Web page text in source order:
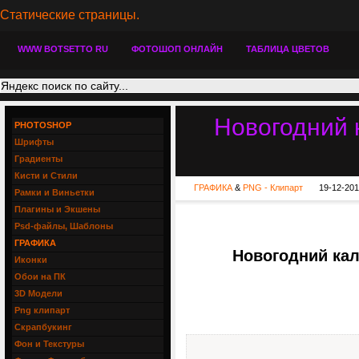
Статические страницы.
WWW BOTSETTO RU ФОТОШОП ОНЛАЙН ТАБЛИЦА ЦВЕТОВ
Новогодний
ГРАФИКА & PNG - Клипарт 19-12-
Новогодний
PHOTOSHOP
Шрифты
Градиенты
Кисти и Стили
Рамки и Виньетки
Плагины и Экшены
Psd-файлы, Шаблоны
ГРАФИКА
Иконки
Обои на ПК
3D Модели
Png клипарт
Скрапбукинг
Фон и Текстуры